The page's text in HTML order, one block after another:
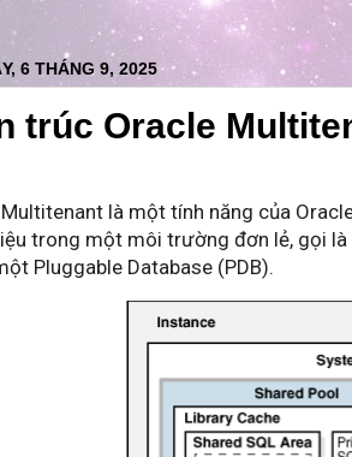
6 THÁNG 9, 2025
trúc Oracle
là một tính năng của
trong một môi trường đơn lẻ, gọi
Pluggable Database (PDB).